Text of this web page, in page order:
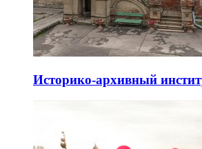
Историко-архивный